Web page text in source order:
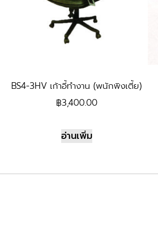
BS4-3HV เก้าอี้ทำงาน (พนักพิงเตี้ย)
฿3,400.00
อ่านเพิ่ม